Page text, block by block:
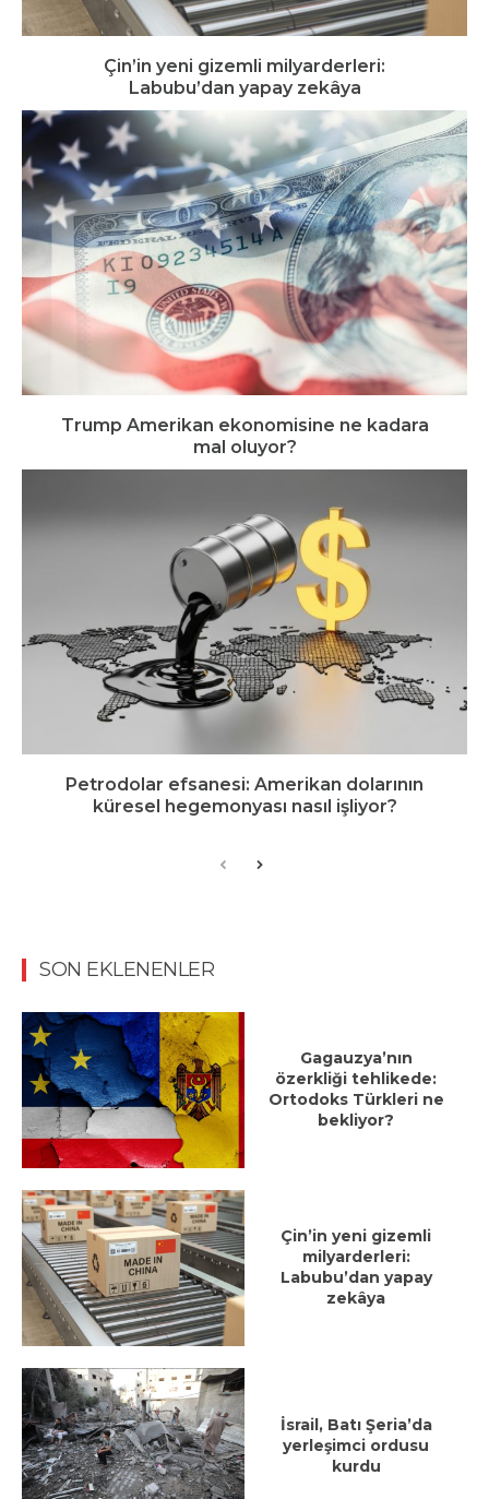
Çin’in yeni gizemli milyarderleri:
Labubu’dan yapay zekâya
Trump Amerikan ekonomisine ne kadara
mal oluyor?
Petrodolar efsanesi: Amerikan dolarının
küresel hegemonyası nasıl işliyor?
SON EKLENENLER
Gagauzya’nın
özerkliği tehlikede:
Ortodoks Türkleri ne
bekliyor?
Çin’in yeni gizemli
milyarderleri:
Labubu’dan yapay
zekâya
İsrail, Batı Şeria’da
yerleşimci ordusu
kurdu